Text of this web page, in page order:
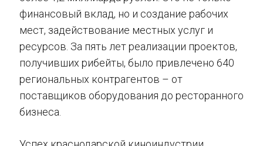
финансовый вклад, но и создание рабочих
мест, задействование местных услуг и
ресурсов. За пять лет реализации проектов,
получивших рибейты, было привлечено 640
региональных контрагентов – от
поставщиков оборудования до ресторанного
бизнеса.